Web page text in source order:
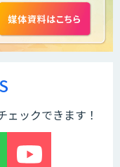
ェックできます！